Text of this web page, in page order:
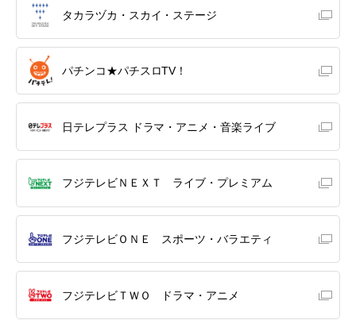
タカラヅカ・スカイ・ステージ
パチンコ★パチスロTV！
日テレプラス ドラマ・アニメ・音楽ライブ
フジテレビＮＥＸＴ ライブ・プレミアム
フジテレビＯＮＥ スポーツ・バラエティ
フジテレビＴＷＯ ドラマ・アニメ